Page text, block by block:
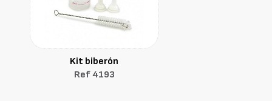
Kit biberón
Ref 4193